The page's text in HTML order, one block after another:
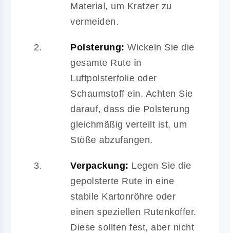
Material, um Kratzer zu
vermeiden.
Polsterung: Wickeln Sie die
gesamte Rute in
Luftpolsterfolie oder
Schaumstoff ein. Achten Sie
darauf, dass die Polsterung
gleichmäßig verteilt ist, um
Stöße abzufangen.
Verpackung: Legen Sie die
gepolsterte Rute in eine
stabile Kartonröhre oder
einen speziellen Rutenkoffer.
Diese sollten fest, aber nicht